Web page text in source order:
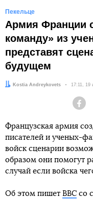
Пекельце
Армия Франции
команду» из
представят
будущем
Автор:Kostia Andreykovets Дата:
17:11, 19
Французская армия
писателей и ученых-
войск сценарии
образом они помогут
случай если войска
Об этом пишет BBC со